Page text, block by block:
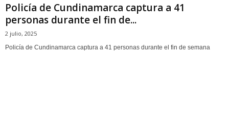
Policía de Cundinamarca captura a 41
personas durante el fin de...
2 julio, 2025
Policía de Cundinamarca captura a 41 personas durante el fin de semana